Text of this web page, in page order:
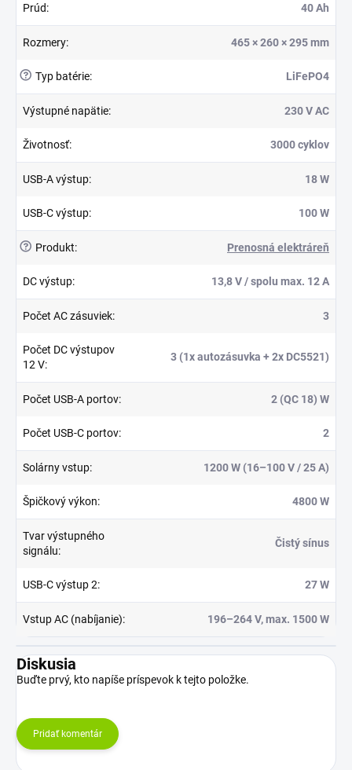
Prúd: 40 Ah
Rozmery: 465 × 260 × 295 mm
? Typ batérie: LiFePO4
Výstupné napätie: 230 V AC
Životnosť: 3000 cyklov
USB-A výstup: 18 W
USB-C výstup: 100 W
? Produkt: Prenosná elektráreň
DC výstup: 13,8 V / spolu max. 12 A
Počet AC zásuviek: 3
Počet DC výstupov
12 V:
3 (1x autozásuvka + 2x DC5521)
Počet USB-A portov: 2 (QC 18) W
Počet USB-C portov: 2
Solárny vstup: 1200 W (16–100 V / 25 A)
Špičkový výkon: 4800 W
Tvar výstupného
signálu:
Čistý sínus
USB-C výstup 2: 27 W
Vstup AC (nabíjanie): 196–264 V, max. 1500 W
Diskusia
Buďte prvý, kto napíše príspevok k tejto položke.
Pridať komentár